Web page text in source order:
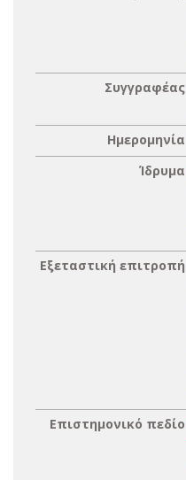
Συγγραφέας
Ημερομηνία
Ίδρυμα
Εξεταστική επιτροπή
Επιστημονικό πεδίο